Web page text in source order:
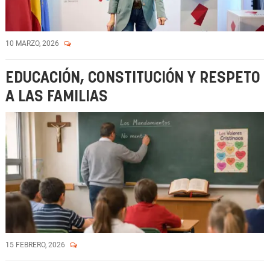
10 MARZO, 2026
EDUCACIÓN, CONSTITUCIÓN Y RESPETO
A LAS FAMILIAS
15 FEBRERO, 2026